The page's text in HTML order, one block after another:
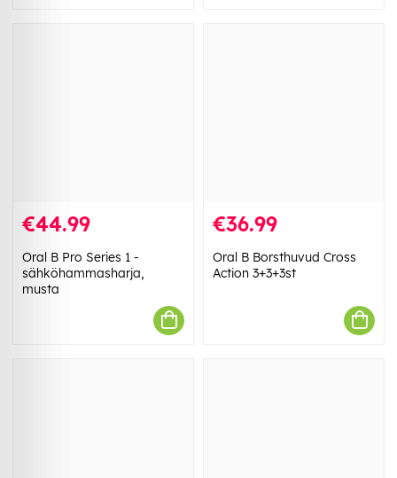
€44.99
Oral B Pro Series 1 -
sähköhammasharja,
musta
€36.99
Oral B Borsthuvud Cross
Action 3+3+3st